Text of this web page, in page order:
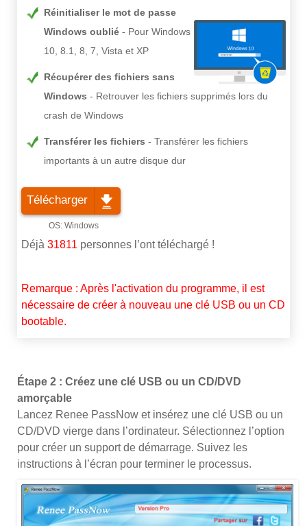
Réinitialiser le mot de passe
Windows oublié
Pour Windows
10, 8.1, 8, 7, Vista et XP
Récupérer des fichiers sans
Windows
Retrouver les fichiers supprimés lors du
crash de Windows
Transférer les fichiers
Transférer les fichiers
importants à un autre disque dur
Télécharger
Déjà 31811 personnes l’ont téléchargé !
Remarque : Après l'activation du programme, il est
nécessaire de créer à nouveau une clé USB ou un CD
bootable.
Étape 2 : Créez une clé USB ou un CD/DVD
amorçable
Lancez Renee PassNow et insérez une clé USB ou un
CD/DVD vierge dans l’ordinateur. Sélectionnez l’option
pour créer un support de démarrage. Suivez les
instructions à l’écran pour terminer le processus.